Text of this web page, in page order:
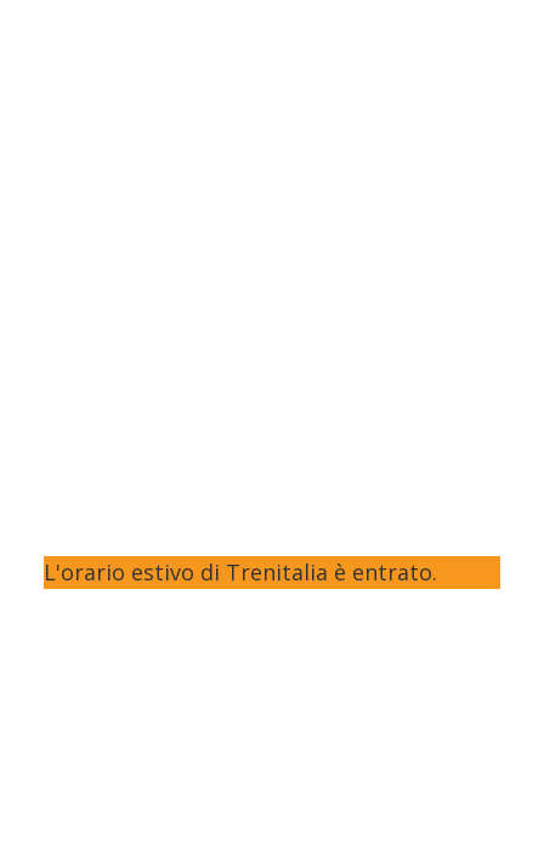
L'orario estivo di Trenitalia è entrato.